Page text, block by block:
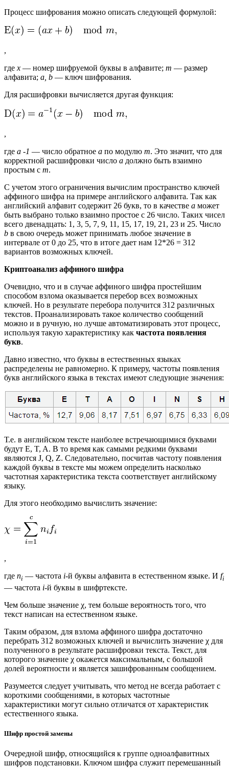
Процесс шифрования можно описать следующей формулой:
,
где x — номер шифруемой буквы в алфавите; m — размер
алфавита; a, b — ключ шифрования.
Для расшифровки вычисляется другая функция:
,
где a -1 — число обратное a по модулю m. Это значит, что для
корректной расшифровки число a должно быть взаимно
простым с m.
С учетом этого ограничения вычислим пространство ключей
аффиного шифра на примере английского алфавита. Так как
английский алфавит содержит 26 букв, то в качестве a может
быть выбрано только взаимно простое с 26 число. Таких чисел
всего двенадцать: 1, 3, 5, 7, 9, 11, 15, 17, 19, 21, 23 и 25. Число
b в свою очередь может принимать любое значение в
интервале от 0 до 25, что в итоге дает нам 12*26 = 312
вариантов возможных ключей.
Криптоанализ аффиного шифра
Очевидно, что и в случае аффиного шифра простейшим
способом взлома оказывается перебор всех возможных
ключей. Но в результате перебора получится 312 различных
текстов. Проанализировать такое количество сообщений
можно и в ручную, но лучше автоматизировать этот процесс,
используя такую характеристику как частота появления
букв.
Давно известно, что буквы в естественных языках
распределены не равномерно. К примеру, частоты появления
букв английского языка в текстах имеют следующие значения:
Т.е. в английском тексте наиболее встречающимися буквами
будут E, T, A. В то время как самыми редкими буквами
являются J, Q, Z. Следовательно, посчитав частоту появления
каждой буквы в тексте мы можем определить насколько
частотная характеристика текста соответствует английскому
языку.
Для этого необходимо вычислить значение:
,
где ni — частота i-й буквы алфавита в естественном языке. И fi
— частота i-й буквы в шифртексте.
Чем больше значение χ, тем больше вероятность того, что
текст написан на естественном языке.
Таким образом, для взлома аффиного шифра достаточно
перебрать 312 возможных ключей и вычислить значение χ для
полученного в результате расшифровки текста. Текст, для
которого значение χ окажется максимальным, с большой
долей вероятности и является зашифрованным сообщением.
Разумеется следует учитывать, что метод не всегда работает с
короткими сообщениями, в которых частотные
характеристики могут сильно отличатся от характеристик
естественного языка.
Шифр простой замены
Очередной шифр, относящийся к группе одноалфавитных
шифров подстановки. Ключом шифра служит перемешанный